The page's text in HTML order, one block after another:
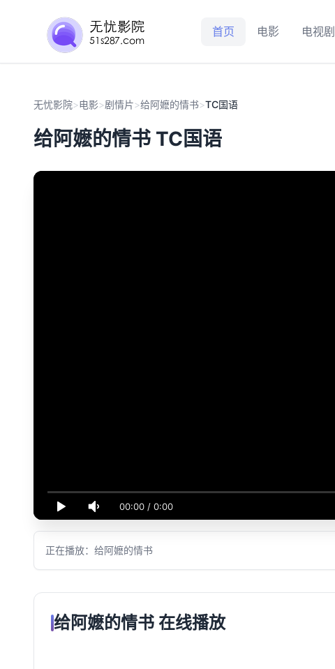
首页 电影 电视剧
无忧影院>电影>剧情片>给阿嬷的情书>TC国语
给阿嬷的情书 TC国语
00:00 / 0:00
正在播放：给阿嬷的情书
给阿嬷的情书 在线播放